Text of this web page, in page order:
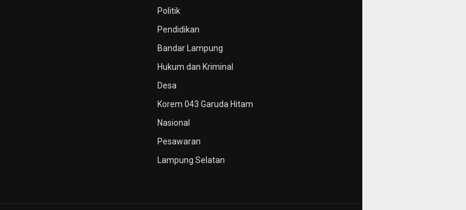
Politik
Pendidikan
Bandar Lampung
Hukum dan Kriminal
Desa
Korem 043 Garuda Hitam
Nasional
Pesawaran
Lampung Selatan